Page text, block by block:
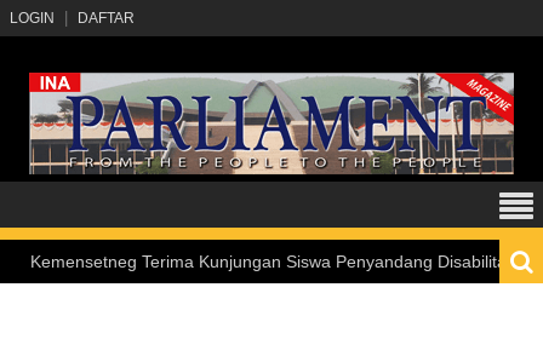
LOGIN DAFTAR
Terima Kunjungan Siswa Penyandang Disabilitas melalui